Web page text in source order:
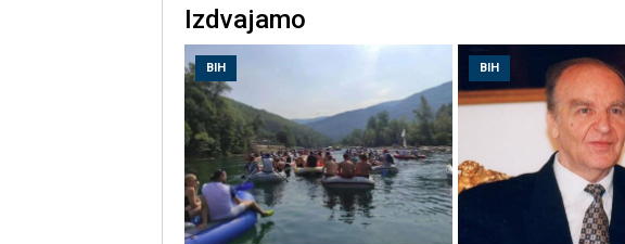
Izdvajamo
BIH BIH